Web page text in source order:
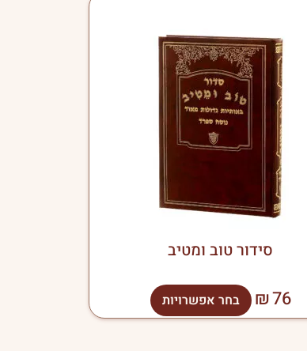
סידור טוב ומטיב
₪76 בחר אפשרויות